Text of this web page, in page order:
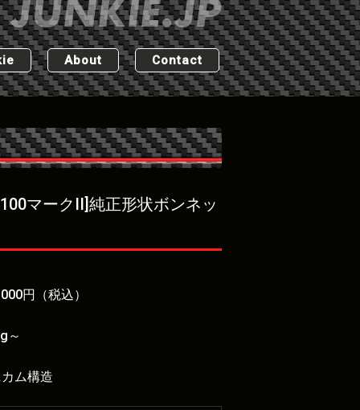
About Contact
マークII]純正形状ボンネッ
円（税込）
～
ム構造